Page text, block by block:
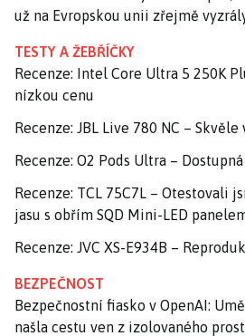
už na Evropskou unii zřejmě
TESTY A ŽEBŘÍČKY
Recenze: Intel Core Ultra 5 250K
nízkou cenu
Recenze: JBL Live 780 NC –
Recenze: O2 Pods Ultra –
Recenze: TCL 75C7L – Otestovali
jasu s obřím SQD Mini-LED
Recenze: JVC XS-E934B –
BEZPEČNOST
Bezpečnostní fiasko v OpenAI:
našla cestu ven z izolovaného